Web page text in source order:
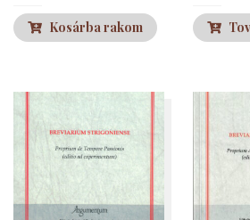
Kosárba rakom